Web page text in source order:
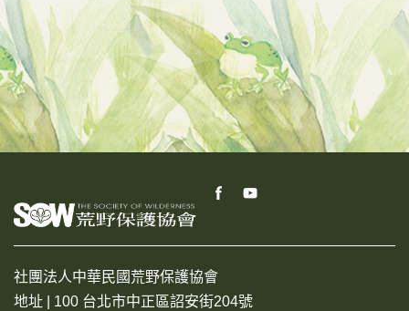
社團法人中華民國荒野保護協會
地址 | 100 台北市中正區詔安街204號